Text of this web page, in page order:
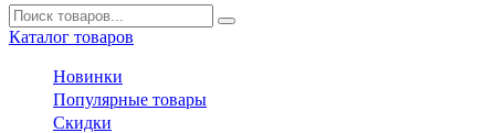
Каталог товаров
Новинки
Популярные товары
Скидки